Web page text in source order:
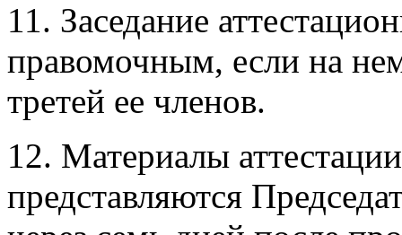
11. Заседание
правомочным, если на
третей ее членов.
12. Материалы
представляются